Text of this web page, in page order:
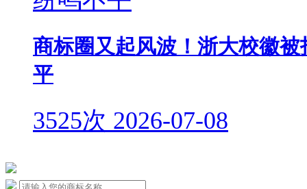
商标圈又起风波！浙大校徽
平
3525次 2026-07-08